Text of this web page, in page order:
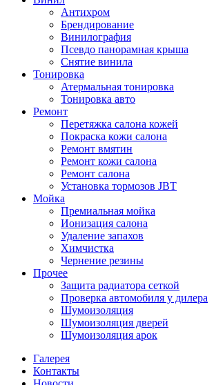
Антихром
Брендирование
Винилография
Псевдо панорамная крыша
Снятие винила
Тонировка
Атермальная тонировка
Тонировка авто
Ремонт
Перетяжка салона кожей
Покраска кожи салона
Ремонт вмятин
Ремонт кожи салона
Ремонт салона
Установка тормозов JBT
Мойка
Премиальная мойка
Ионизация салона
Удаление запахов
Химчистка
Чернение резины
Прочее
Защита радиатора сеткой
Проверка автомобиля у дилера
Шумоизоляция
Шумоизоляция дверей
Шумоизоляция арок
Галерея
Контакты